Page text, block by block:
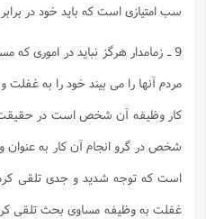
سب امتیازى است که باید خود در
9 ـ زمامدار هرگز نباید در امورى
مردم آنها را مى بیند خود را به
کار وظیفه آن شخص است در
شخص در گرو انجام آن کار به
است که توجه شدید و جدى تلقى
غفلت به وظیفه مساوى بحث تلقى